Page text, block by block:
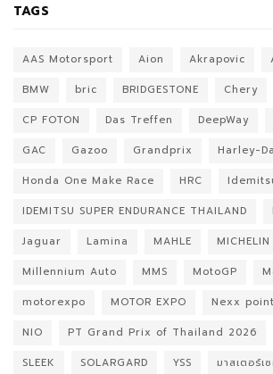
TAGS
AAS Motorsport Aion Akrapovic
BMW
bric BRIDGESTONE Chery
CP FOTON
Das Treffen DeepWay
GAC
Gazoo Grandprix
Harley-
Honda One Make Race
HRC
IDEMITSU SUPER ENDURANCE THAILAND
Jaguar
Lamina MAHLE
MICHELIN
Millennium Auto
MMS MotoGP
motorexpo
MOTOR EXPO Nexx point
NIO
PT Grand Prix of Thailand 2026
SLEEK
SOLARGARD YSS
มาสเตอร์